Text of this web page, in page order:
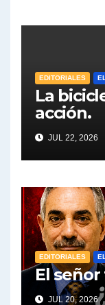
EDITORIALES
La
acción.
JUL 22, 2026
EDITORIALES
El
JUL 20, 2026